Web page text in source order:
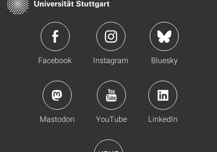
Facebook Instagram Bluesky
Mastodon YouTube LinkedIn